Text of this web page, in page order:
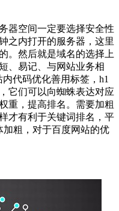
器空间一定要选择安全性
之内打开的服务器，这里
。然后就是域名的选择上
、易记、与网站业务相
代码优化善用标签，h1
它们可以向蜘蛛表达对应
重，提高排名。需要加粗
才有利于关键词排名，平
加粗，对于百度网站的优